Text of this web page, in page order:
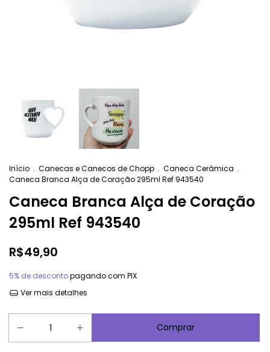
Início . Canecas e Canecos de Chopp . Caneca Cerâmica .
Caneca Branca Alça de Coração 295ml Ref 943540
Caneca Branca Alça de Coração
295ml Ref 943540
R$49,90
5% de descontopagando com PIX
Ver mais detalhes